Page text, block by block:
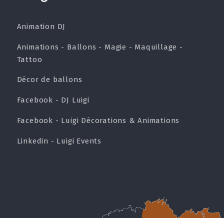
Animation DJ
Animations - Ballons - Magie - Maquillage -
Tattoo
Décor de ballons
Facebook - DJ Luigi
Facebook - Luigi Décorations & Animations
Linkedin - Luigi Events